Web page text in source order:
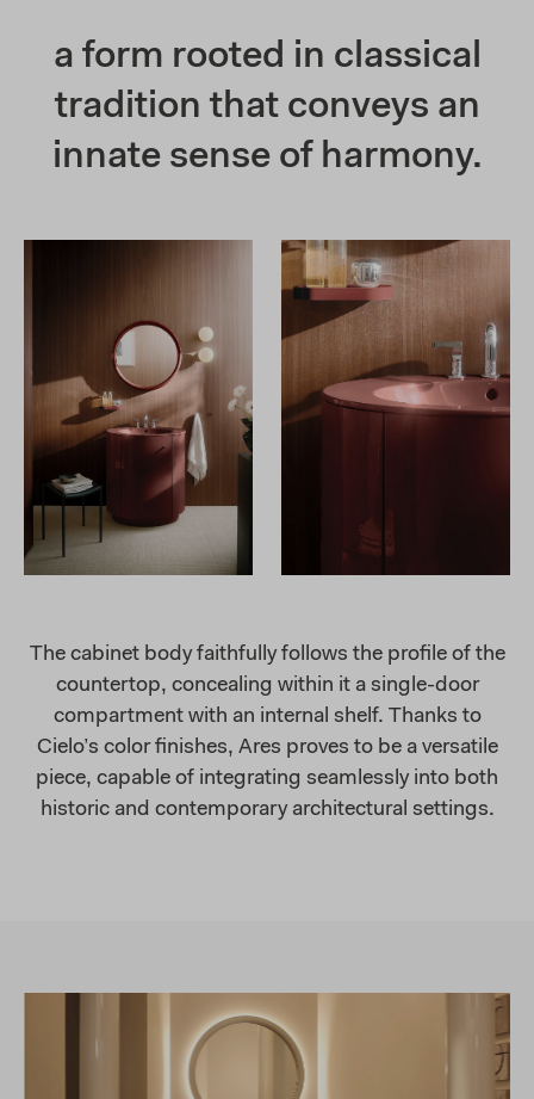
a form rooted in classical
tradition that conveys an
innate sense of harmony.
The cabinet body faithfully follows the profile of the
countertop, concealing within it a single-door
compartment with an internal shelf. Thanks to
Cielo’s color finishes, Ares proves to be a versatile
piece, capable of integrating seamlessly into both
historic and contemporary architectural settings.